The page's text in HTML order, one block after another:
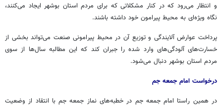
و انتظار می‌رود که در کنار مشکلاتی که برای مردم استان بوشهر ایجاد می‌کنند،
نگاه ویژه‌ای به محیط پیرامون خود داشته باشند.
پرداخت عوارض آلایندگی و توزیع آن در محیط پیرامونی صنعت می‌تواند بخشی از
خسارت‌های آلودگی‌های وارد شده را جبران کند که این مطالبه سال‌ها از سوی
مردم استان بوشهر دنبال می‌شود.
درخواست امام جمعه جم
در همین راستا امام جمعه جم در خطبه‌های نماز جمعه جم با انتقاد از وضعیت